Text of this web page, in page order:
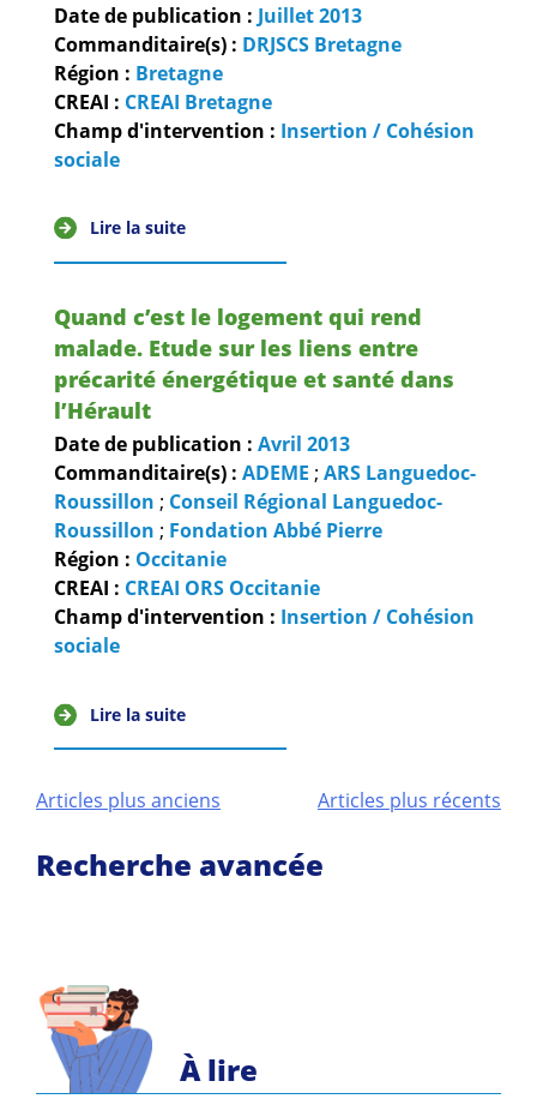
Date de publication : Juillet2013
Commanditaire(s) : DRJSCS Bretagne
Région : Bretagne
CREAI : CREAI Bretagne
Champ d'intervention : Insertion / Cohésion
sociale
Lire la suite
Quand c’est le logement qui rend
malade. Etude sur les liens entre
précarité énergétique et santé dans
l’Hérault
Date de publication : Avril 2013
Commanditaire(s) : ADEME ; ARS Languedoc-
Roussillon ; Conseil Régional Languedoc-
Roussillon ; Fondation Abbé Pierre
Région : Occitanie
CREAI : CREAI ORS Occitanie
Champ d'intervention : Insertion / Cohésion
sociale
Lire la suite
Navigation
des
Articles plus anciens Articles plus récents
Recherche avancée
À lire